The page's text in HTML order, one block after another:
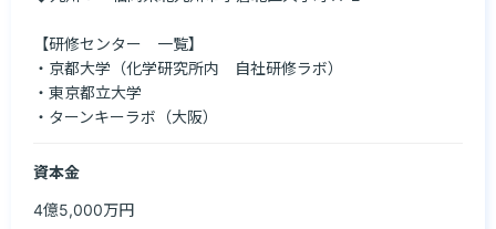
【研修センター　一覧】
・京都大学（化学研究所内　自社研修ラボ）
・東京都立大学
・ターンキーラボ（大阪）
資本金
4億5,000万円